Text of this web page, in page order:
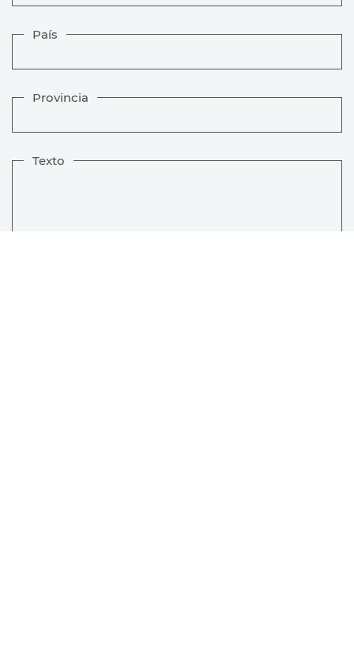
País
Provincia
Texto